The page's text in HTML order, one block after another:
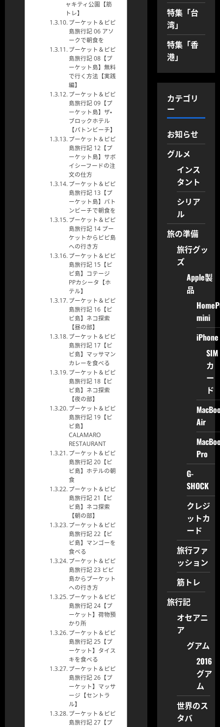
ャキティ公園【筋
トレ】
プーケット＆ピピ
島旅行記 06 アソ
ークで朝食を
プーケット＆ピピ
島旅行記 08【プ
ーケット島】無料
で行く方法【実践
編】
プーケット＆ピピ
島旅行記 09【プ
ーケット島】ザ・
ブロックホテル
【パトンビーチ】
プーケット＆ピピ
島旅行記 12【プ
ーケット島】サボ
イシーフードの注
文の仕方
プーケット＆ピピ
島旅行記 13【プ
ーケット島】パト
ンビーチで朝食を
プーケット＆ピピ
島旅行記 14 プー
ケットからピピ島
への行き方
プーケット＆ピピ
島旅行記 15【ピ
ピ島】コテージ
PPカシータ【ホ
テル】
プーケット＆ピピ
島旅行記 16【ピ
ピ島】ネコ探索
【昼の部】
プーケット＆ピピ
島旅行記 17【ピ
ピ島】マッサマン
カレーを食べる
プーケット＆ピピ
島旅行記 18【ピ
ピ島】ネコ探索
【夜の部】
プーケット＆ピピ
島旅行記 19【ピ
ピ島】
CALAMARO
RESTAURANT
プーケット＆ピピ
島旅行記 20【ピ
ピ島】ホテルの朝
食
プーケット＆ピピ
島旅行記 21【ピ
ピ島】ネコ探索
【朝の部】
プーケット＆ピピ
島旅行記 22【ピ
ピ島】マンゴーを
食べる
プーケット＆ピピ
島旅行記 23 ピピ
島からプーケット
への行き方
プーケット＆ピピ
島旅行記 24【プ
ーケット】荷物預
かり所
プーケット＆ピピ
島旅行記 25【プ
ーケット】タイス
キを食べる
プーケット＆ピピ
島旅行記 26【プ
ーケット】マッサ
ージ【セントラ
ル】
プーケット＆ピピ
島旅行記 27【プ
特集「台
湾」
特集「香
港」
カテゴリ
ー
お知らせ
グルメ
インス
タント
シリア
ル
旅の準備
旅行グッ
ズ
Apple製
品
mini
iPhone
SIM
カ
ー
ド
Air
Pro
G-
SHOCK
クレジ
ットカ
ード
旅行ファ
ッション
筋トレ
旅行記
オセアニ
ア
グアム
2016
グア
ム
世界のス
タバ